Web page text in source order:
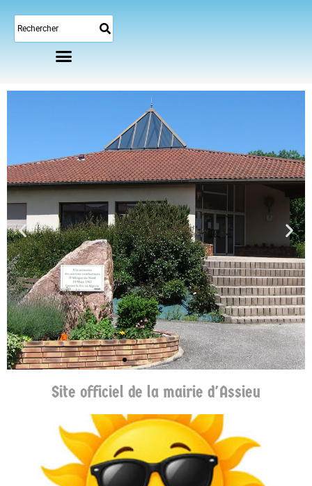
Site officiel de la mairie d'Assieu